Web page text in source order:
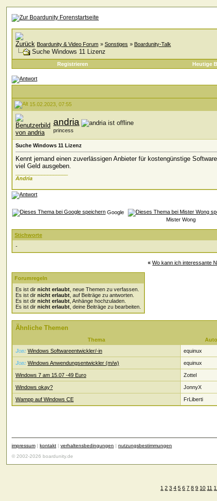
Boardunity & Video Forum » Sonstiges » Boardunity-Talk
Suche Windows 11 Lizenz
Registrieren Heutige
15.02.2023, 07:55
andria
princess
Suche Windows 11 Lizenz
Kennt jemand einen zuverlässigen Anbieter für kostengünstige
viel Geld ausgeben.
Andria
Google
Mister Wong
Stichworte
-
« Wo kann ich interessante
Forumregeln
Es ist dir nicht erlaubt , neue Themen zu verfassen.
Es ist dir nicht erlaubt , auf Beiträge zu antworten.
Es ist dir nicht erlaubt , Anhänge hochzuladen.
Es ist dir nicht erlaubt , deine Beiträge zu bearbeiten.
Ähnliche Themen
Thema
Job: Windows Softwareentwickler/-in equinux
Job: Windows Anwendungsentwickler (m/w) equinux
Windows 7 am 15.07 -49 Euro Zottel
Windows okay? JonnyX
Wampp auf Windows CE FrLiberti
impressum | kontakt | verhaltensbedingungen | nutzungsbestimmungen
© 2002-2026 boardunity.de
1 2 3 4 5 6 7 8 9 10 11